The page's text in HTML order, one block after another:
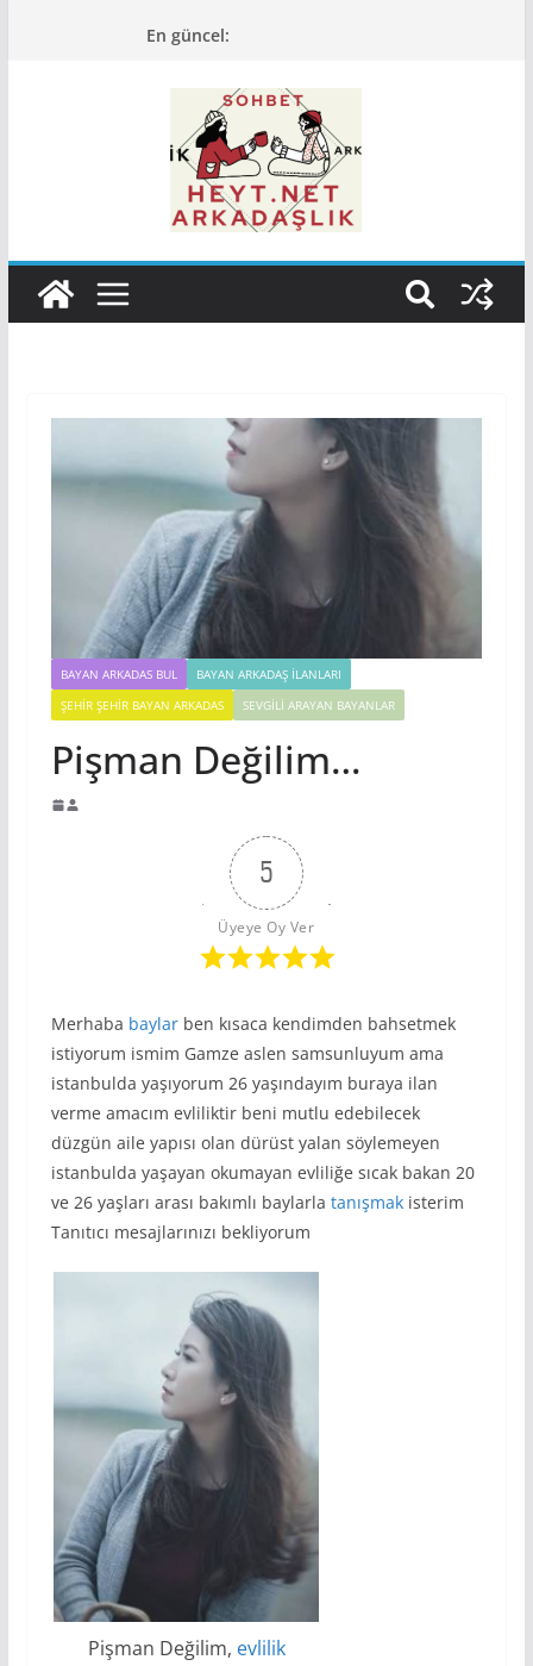
En güncel:
BAYAN ARKADAS BUL
BAYAN ARKADAŞ İLANLARI
ŞEHIR ŞEHIR BAYAN ARKADAS
SEVGILI ARAYAN BAYANLAR
Pişman Değilim…
5
Üyeye Oy Ver
Merhaba baylarben kısaca kendimden bahsetmek
istiyorum ismim Gamze aslen samsunluyum ama
istanbulda yaşıyorum 26 yaşındayım buraya ilan
verme amacım evliliktir beni mutlu edebilecek
düzgün aile yapısı olan dürüst yalan söylemeyen
istanbulda yaşayan okumayan evliliğe sıcak bakan 20
ve 26 yaşları arası bakımlı baylarla tanışmakisterim
Tanıtıcı mesajlarınızı bekliyorum
Pişman Değilim, evlilik